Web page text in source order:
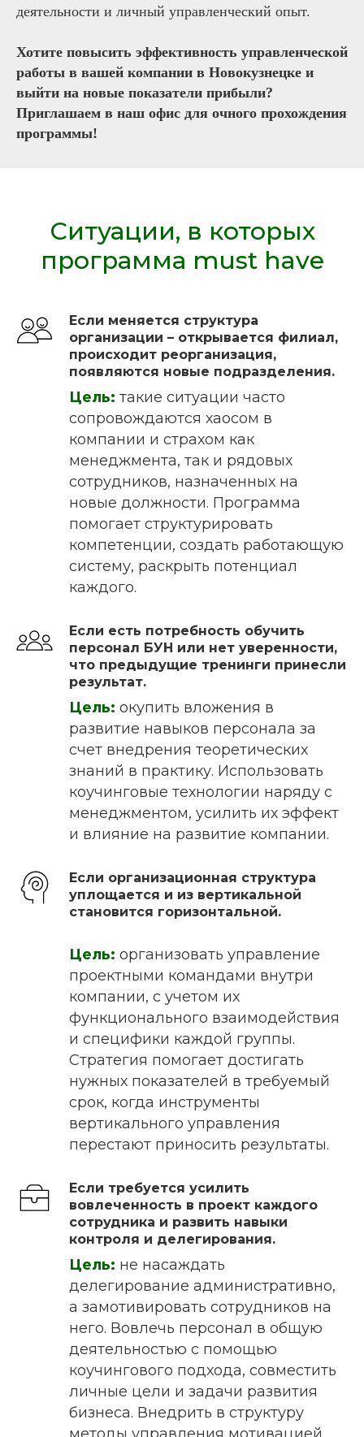
деятельности и личный управленческий опыт.
Хотите повысить эффективность управленческой
работы в вашей компании в Новокузнецке и
выйти на новые показатели прибыли?
Приглашаем в наш офис для очного прохождения
программы!
Ситуации, в которых
программа must have
Если меняется структура
организации – открывается филиал,
происходит реорганизация,
появляются новые подразделения.
Цель: такие ситуации часто
сопровождаются хаосом в
компании и страхом как
менеджмента, так и рядовых
сотрудников, назначенных на
новые должности. Программа
помогает структурировать
компетенции, создать работающую
систему, раскрыть потенциал
каждого.
Если есть потребность обучить
персонал БУН или нет уверенности,
что предыдущие тренинги принесли
результат.
Цель: окупить вложения в
развитие навыков персонала за
счет внедрения теоретических
знаний в практику. Использовать
коучинговые технологии наряду с
менеджментом, усилить их эффект
и влияние на развитие компании.
Если организационная структура
уплощается и из вертикальной
становится горизонтальной.
Цель: организовать управление
проектными командами внутри
компании, с учетом их
функционального взаимодействия
и специфики каждой группы.
Стратегия помогает достигать
нужных показателей в требуемый
срок, когда инструменты
вертикального управления
перестают приносить результаты.
Если требуется усилить
вовлеченность в проект каждого
сотрудника и развить навыки
контроля и делегирования.
Цель: не насаждать
делегирование административно,
а замотивировать сотрудников на
него. Вовлечь персонал в общую
деятельностью с помощью
коучингового подхода, совместить
личные цели и задачи развития
бизнеса. Внедрить в структуру